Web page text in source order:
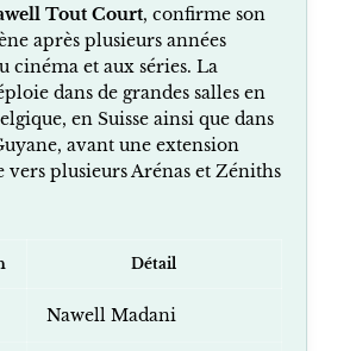
Tout Court, confirme son
après plusieurs années
cinéma et aux séries. La
dans de grandes salles en
en Suisse ainsi que dans
avant une extension
vers plusieurs Arénas et Zéniths
Détail
Nawell Madani